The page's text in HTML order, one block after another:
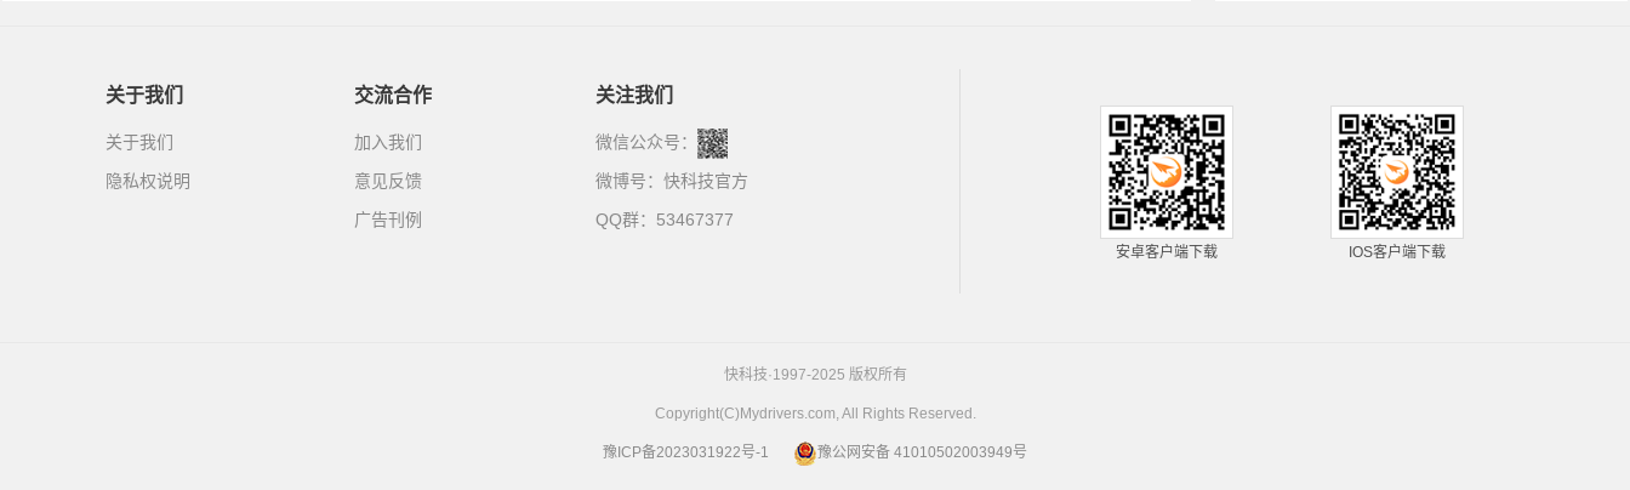
关于我们
关于我们
隐私权说明
交流合作
加入我们
意见反馈
广告刊例
关注我们
微信公众号：
微博号： 快科技官方
QQ群：53467377
安卓客户端下载 IOS客户端下载
快科技·1997-2025 版权所有
Copyright(C)Mydrivers.com, All Rights Reserved.
豫ICP备2023031922号-1 豫公网安备 41010502003949号